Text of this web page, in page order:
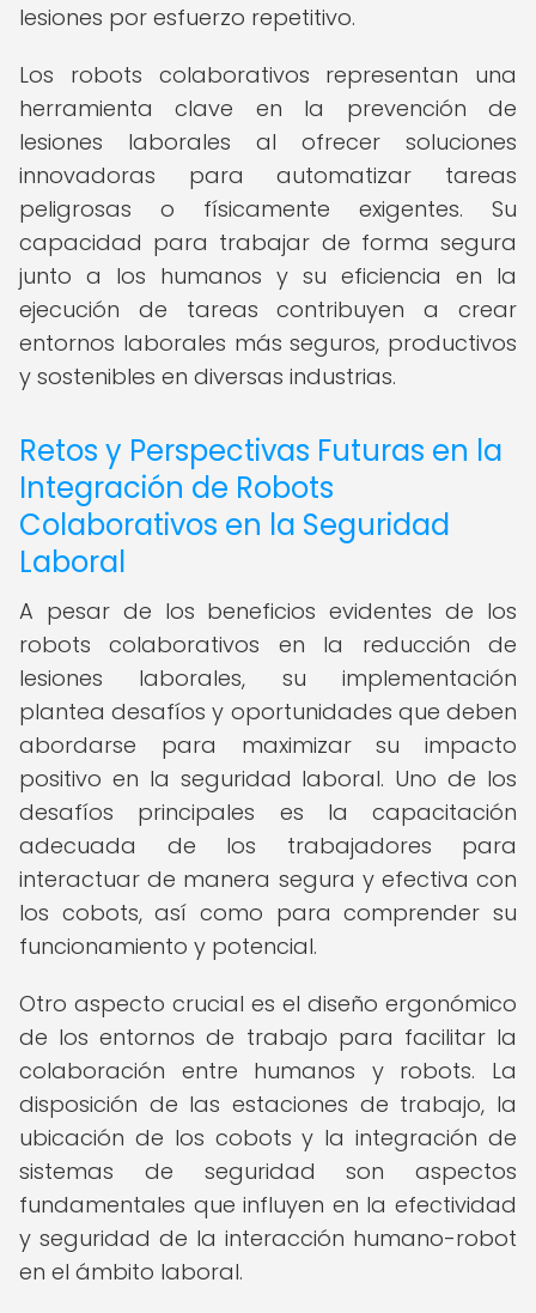
lesiones por esfuerzo repetitivo.
Los robots colaborativos representan una
herramienta clave en la prevención de
lesiones laborales al ofrecer soluciones
innovadoras para automatizar tareas
peligrosas o físicamente exigentes. Su
capacidad para trabajar de forma segura
junto a los humanos y su eficiencia en la
ejecución de tareas contribuyen a crear
entornos laborales más seguros, productivos
y sostenibles en diversas industrias.
Retos y Perspectivas Futuras en la
Integración de Robots
Colaborativos en la Seguridad
Laboral
A pesar de los beneficios evidentes de los
robots colaborativos en la reducción de
lesiones laborales, su implementación
plantea desafíos y oportunidades que deben
abordarse para maximizar su impacto
positivo en la seguridad laboral. Uno de los
desafíos principales es la capacitación
adecuada de los trabajadores para
interactuar de manera segura y efectiva con
los cobots, así como para comprender su
funcionamiento y potencial.
Otro aspecto crucial es el diseño ergonómico
de los entornos de trabajo para facilitar la
colaboración entre humanos y robots. La
disposición de las estaciones de trabajo, la
ubicación de los cobots y la integración de
sistemas de seguridad son aspectos
fundamentales que influyen en la efectividad
y seguridad de la interacción humano-robot
en el ámbito laboral.